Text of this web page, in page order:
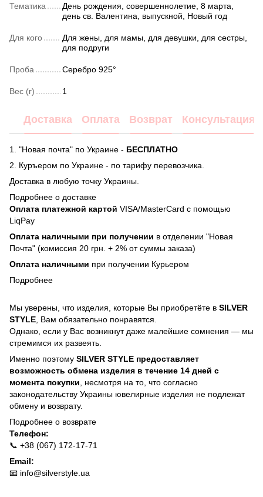
Тематика
День рождения, совершеннолетие, 8 марта,
день св. Валентина, выпускной, Новый год
Для кого
Для жены, для мамы, для девушки, для сестры,
для подруги
Проба Серебро 925°
Вес (г) 1
Доставка Оплата Возврат Консультация
1. "Новая почта" по Украине - БЕСПЛАТНО
2. Куръером по Украине - по тарифу перевозчика.
Доставка в любую точку Украины.
Подробнее о доставке
Оплата платежной картой VISA/MasterCard с помощью
LiqPay
Оплата наличными при получении в отделении "Новая
Почта" (комиссия 20 грн. + 2% от суммы заказа)
Оплата наличными при получении Курьером
Подробнее
Мы уверены, что изделия, которые Вы приобретёте в SILVER
STYLE , Вам обязательно понравятся.
Однако, если у Вас возникнут даже малейшие сомнения — мы
стремимся их развеять.
Именно поэтому SILVER STYLE предоставляет
возможность обмена изделия в течение 14 дней с
момента покупки , несмотря на то, что согласно
законодательству Украины ювелирные изделия не подлежат
обмену и возврату.
Подробнее о возврате
Телефон:
📞 +38 (067) 172-17-71
Email:
📧 info@silverstyle.ua